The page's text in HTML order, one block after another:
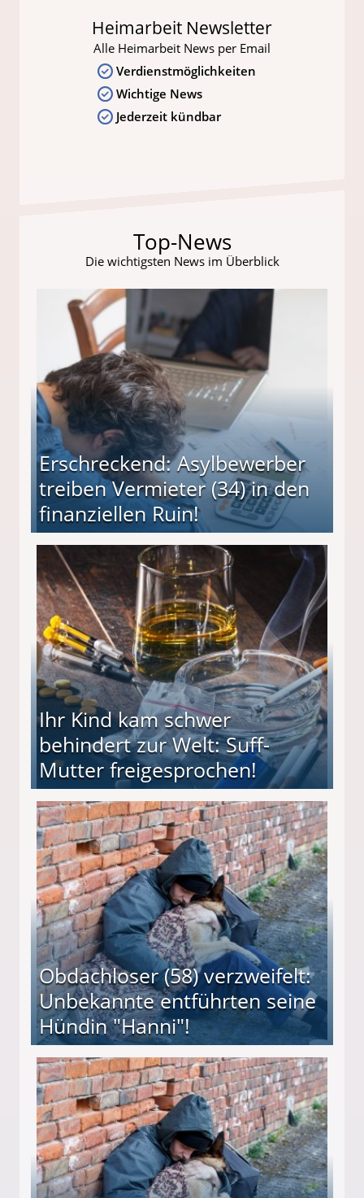
Heimarbeit Newsletter
Alle Heimarbeit News per Email
Verdienstmöglichkeiten
Wichtige News
Jederzeit kündbar
Top-News
Die wichtigsten News im Überblick
Erschreckend: Asylbewerber
treiben Vermieter (34) in den
finanziellen Ruin!
(34) in den finanziellen Ruin!
Ihr Kind kam schwer
behindert zur Welt: Suff-
Mutter freigesprochen!
Mutter freigesprochen!
Obdachloser (58) verzweifelt:
Unbekannte entführten seine
Hündin "Hanni"!
entführten seine Hündin "Hanni"!